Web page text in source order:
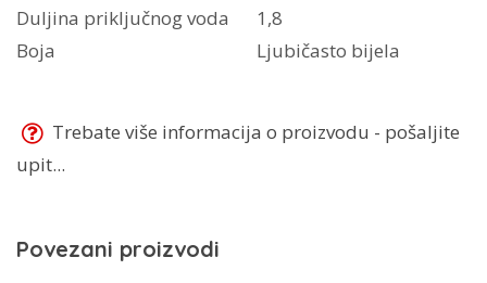
Duljina priključnog voda
1,8
Boja
Ljubičasto bijela
Trebate više informacija o proizvodu - pošaljite
upit...
Povezani proizvodi